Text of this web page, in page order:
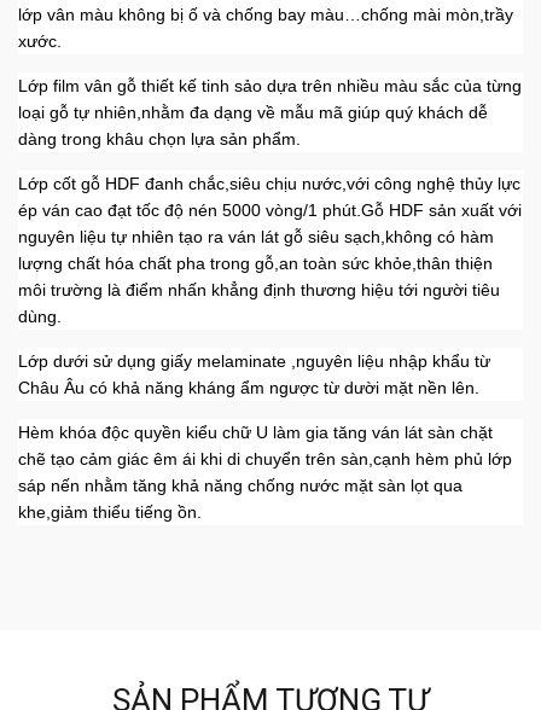
lớp vân màu không bị ố và chống bay màu…chống mài mòn,trầy
xước.
Lớp film vân gỗ thiết kế tinh sảo dựa trên nhiều màu sắc của từng
loại gỗ tự nhiên,nhằm đa dạng về mẫu mã giúp quý khách dễ
dàng trong khâu chọn lựa sản phẩm.
Lớp cốt gỗ HDF đanh chắc,siêu chịu nước,với công nghệ thủy lực
ép ván cao đạt tốc độ nén 5000 vòng/1 phút.Gỗ HDF sản xuất với
nguyên liệu tự nhiên tạo ra ván lát gỗ siêu sạch,không có hàm
lượng chất hóa chất pha trong gỗ,an toàn sức khỏe,thân thiện
môi trường là điểm nhấn khẳng định thương hiệu tới người tiêu
dùng.
Lớp dưới sử dụng giấy melaminate ,nguyên liệu nhập khẩu từ
Châu Âu có khả năng kháng ẩm ngược từ dười mặt nền lên.
Hèm khóa độc quyền kiểu chữ U làm gia tăng ván lát sàn chặt
chẽ tạo cảm giác êm ái khi di chuyển trên sàn,cạnh hèm phủ lớp
sáp nến nhằm tăng khả năng chống nước mặt sàn lọt qua
khe,giảm thiểu tiếng ồn.
SẢN PHẨM TƯƠNG TỰ